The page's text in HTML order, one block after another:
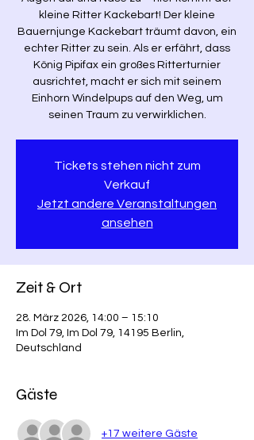
kleine Ritter Kackebart! Der kleine
Bauernjunge Kackebart träumt davon, ein
echter Ritter zu sein. Als er erfährt, dass
König Pipifax ein großes Ritterturnier
ausrichtet, macht er sich mit seinem
Einhorn Windelpups auf den Weg, um
seinen Traum zu verwirklichen.
Tickets stehen nicht zum
Verkauf
Jetzt andere Veranstaltungen
ansehen
Zeit & Ort
28. März 2026, 14:00 – 15:10
Im Dol 79, Im Dol 79, 14195 Berlin,
Deutschland
Gäste
+17 weitere Gäste